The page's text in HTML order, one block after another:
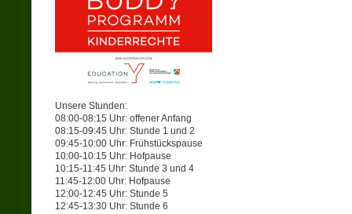
Unsere Stunden:
08:00-08:15 Uhr: offener Anfang
08:15-09:45 Uhr: Stunde 1 und 2
09:45-10:00 Uhr: Frühstückspause
10:00-10:15 Uhr: Hofpause
10:15-11:45 Uhr: Stunde 3 und 4
11:45-12:00 Uhr: Hofpause
12:00-12:45 Uhr: Stunde 5
12:45-13:30 Uhr: Stunde 6